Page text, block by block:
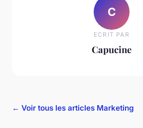
C
ECRIT PAR
Capucine
← Voir tous les articles Marketing